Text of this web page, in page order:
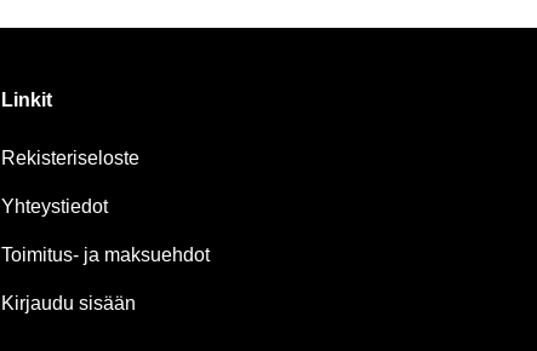
Linkit
Rekisteriseloste
Yhteystiedot
Toimitus- ja maksuehdot
Kirjaudu sisään